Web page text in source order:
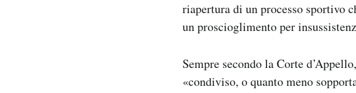
riapertura di un processo sportivo
un proscioglimento per
Sempre secondo la Corte
«condiviso, o quanto meno